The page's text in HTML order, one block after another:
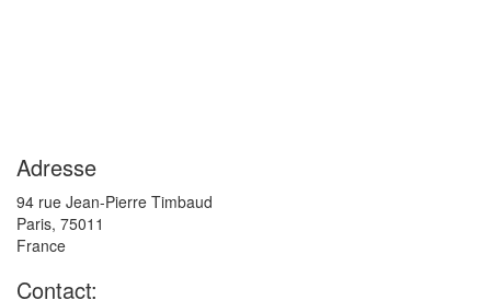
Adresse
94 rue Jean-Pierre Timbaud
Paris, 75011
France
Contact: